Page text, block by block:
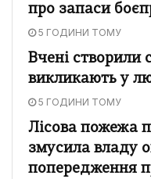
про запаси
5 ГОДИНИ ТОМУ
Вчені створили
викликають у
5 ГОДИНИ ТОМУ
Лісова пожежа
змусила владу
попередження